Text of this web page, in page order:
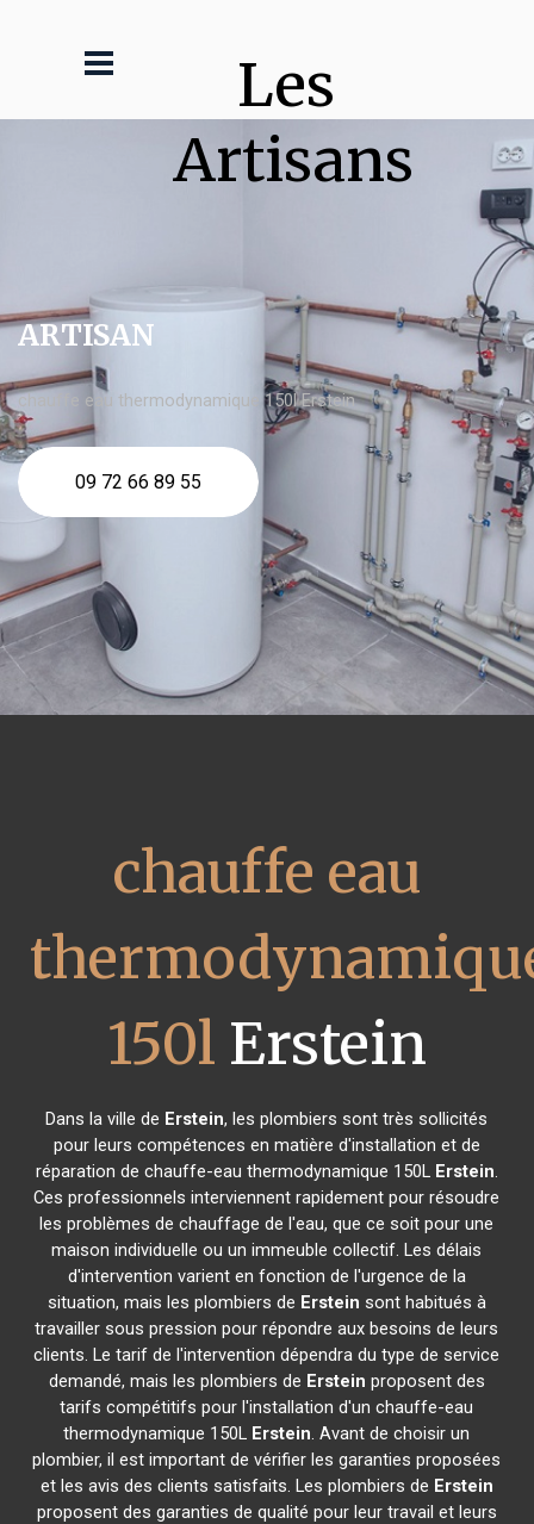
Les
Artisans
ARTISAN
chauffe eau thermodynamique 150l Erstein
09 72 66 89 55
chauffe eau
150l Erstein
Dans la ville de Erstein, les plombiers sont très sollicités
pour leurs compétences en matière d'installation et de
réparation de chauffe-eau thermodynamique 150L Erstein.
Ces professionnels interviennent rapidement pour résoudre
les problèmes de chauffage de l'eau, que ce soit pour une
maison individuelle ou un immeuble collectif. Les délais
d'intervention varient en fonction de l'urgence de la
situation, mais les plombiers de Erstein sont habitués à
travailler sous pression pour répondre aux besoins de leurs
clients. Le tarif de l'intervention dépendra du type de service
demandé, mais les plombiers de Erstein proposent des
tarifs compétitifs pour l'installation d'un chauffe-eau
thermodynamique 150L Erstein. Avant de choisir un
plombier, il est important de vérifier les garanties proposées
et les avis des clients satisfaits. Les plombiers de Erstein
proposent des garanties de qualité pour leur travail et leurs